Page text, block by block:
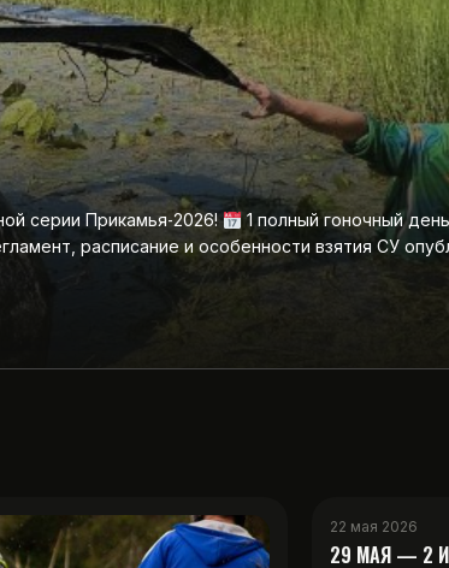
серии Прикамья‑2026! 1 полный гоночный
расписание и особенности взятия СУ
22 мая 2026
29 МАЯ — 2